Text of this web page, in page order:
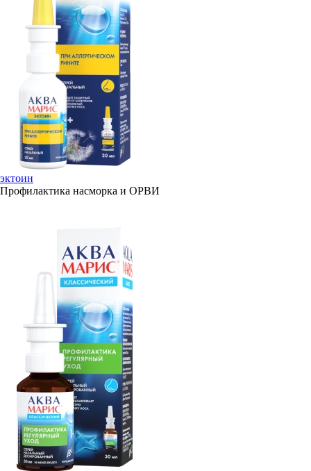
эктоин
Профилактика насморка и ОРВИ